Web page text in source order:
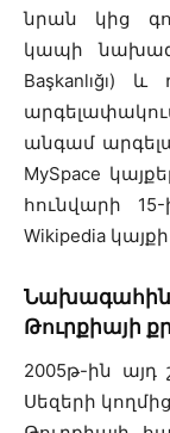
նրան կից
կապի
Başkanlığı)
անգամ
MySpace
հունվարի
Wikipedia
Թուրքիայի
2005թ-ին
Սեզերի